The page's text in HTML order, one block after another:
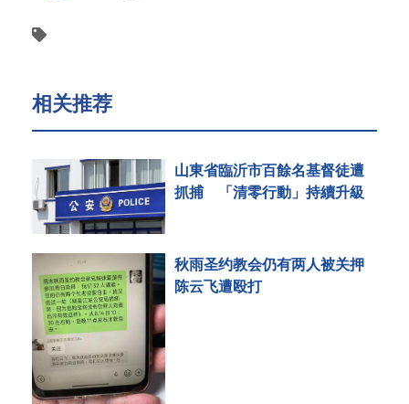
相关推荐
山東省臨沂市百餘名基督徒遭
抓捕 「清零行動」持續升級
秋雨圣约教会仍有两人被关押
陈云飞遭殴打